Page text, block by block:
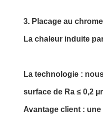
3. Placage au
La chaleur induite
La technologie :
surface de Ra ≤ 0,2
Avantage client :